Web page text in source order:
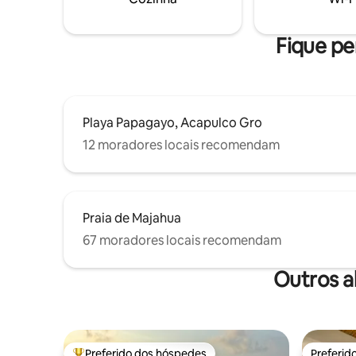
Fique
Playa Papagayo, Acapulco Gro
12 moradores locais recomendam
Praia de Majahua
67 moradores locais recomendam
Outros